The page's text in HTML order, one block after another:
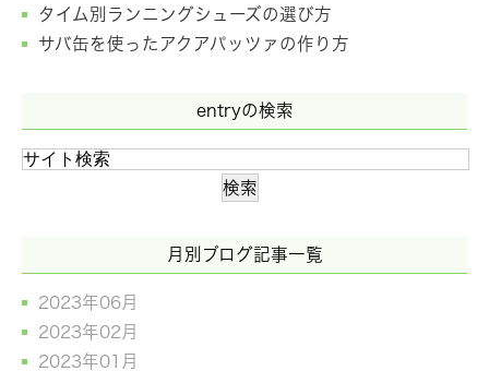
タイム別ランニングシューズの選び方
サバ缶を使ったアクアパッツァの作り方
entryの検索
月別ブログ記事一覧
2023年06月
2023年02月
2023年01月